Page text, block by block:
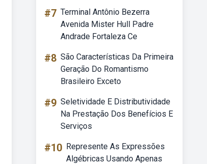
#7 Terminal Antônio Bezerra
Avenida Mister Hull Padre
Andrade Fortaleza Ce
#8 São Características Da Primeira
Geração Do Romantismo
Brasileiro Exceto
#9 Seletividade E Distributividade
Na Prestação Dos Benefícios E
Serviços
#10 Represente As Expressões
Algébricas Usando Apenas